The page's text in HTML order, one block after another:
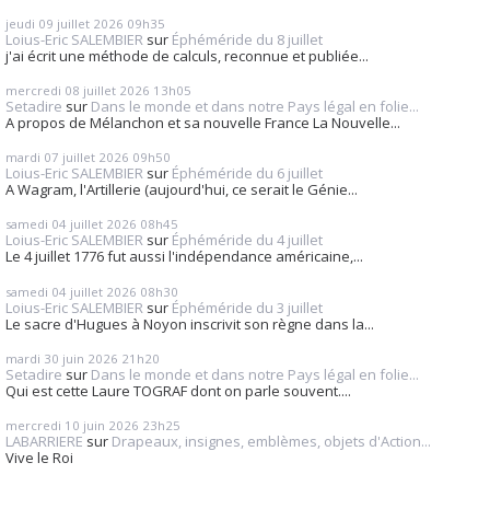
jeudi 09 juillet 2026 09h35
Loius-Eric SALEMBIER sur Éphéméride du 8 juillet
j'ai écrit une méthode de calculs, reconnue et publiée...
mercredi 08 juillet 2026 13h05
Setadire sur Dans le monde et dans notre Pays légal en folie...
A propos de Mélanchon et sa nouvelle France La Nouvelle...
mardi 07 juillet 2026 09h50
Loius-Eric SALEMBIER sur Éphéméride du 6 juillet
A Wagram, l'Artillerie (aujourd'hui, ce serait le Génie...
samedi 04 juillet 2026 08h45
Loius-Eric SALEMBIER sur Éphéméride du 4 juillet
Le 4 juillet 1776 fut aussi l'indépendance américaine,...
samedi 04 juillet 2026 08h30
Loius-Eric SALEMBIER sur Éphéméride du 3 juillet
Le sacre d'Hugues à Noyon inscrivit son règne dans la...
mardi 30 juin 2026 21h20
Setadire sur Dans le monde et dans notre Pays légal en folie...
Qui est cette Laure TOGRAF dont on parle souvent....
mercredi 10 juin 2026 23h25
LABARRIERE sur Drapeaux, insignes, emblèmes, objets d'Action...
Vive le Roi